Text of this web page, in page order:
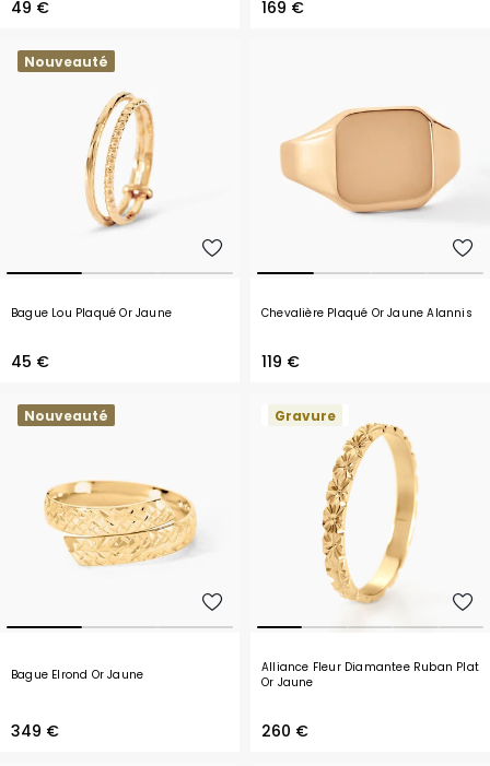
49 € 169 €
Nouveauté
Bague Lou Plaqué Or Jaune
45 €
Chevalière Plaqué Or Jaune Alannis
119 €
Nouveauté
Bague Elrond Or Jaune
349 €
Gravure
Alliance Fleur Diamantee Ruban Plat
Or Jaune
260 €